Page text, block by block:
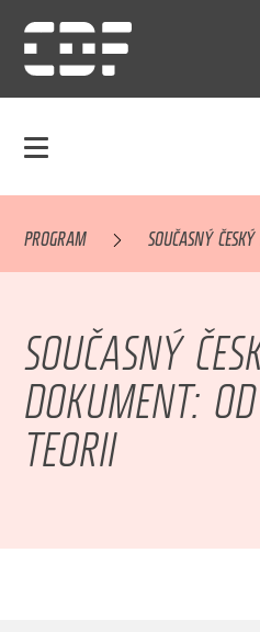
PROGRAM SOUČASNÝ
SOUČASNÝ
DOKUMENT:
TEORII